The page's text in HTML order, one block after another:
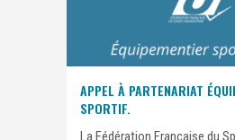
APPEL À PARTENARIAT
SPORTIF.
La Fédération Française du